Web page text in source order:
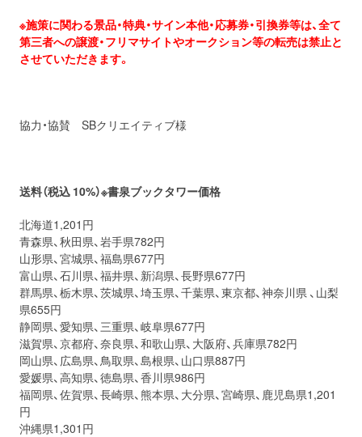
※施策に関わる景品・特典・サイン本他・応募券・引換券等は、全て
第三者への譲渡・フリマサイトやオークション等の転売は禁止と
させていただきます。
協力・協賛 SBクリエイティブ様
送料（税込 10%）※書泉ブックタワー価格
北海道1,201円
青森県、秋田県、岩手県782円
山形県、宮城県、福島県677円
富山県、石川県、福井県、新潟県、長野県677円
群馬県、栃木県、茨城県、埼玉県、千葉県、東京都、神奈川県 、山梨
県655円
静岡県、愛知県、三重県、岐阜県677円
滋賀県、京都府、奈良県、和歌山県、大阪府、兵庫県782円
岡山県、広島県、鳥取県、島根県、山口県887円
愛媛県、高知県、徳島県、香川県986円
福岡県、佐賀県、長崎県、熊本県、大分県、宮崎県、鹿児島県1,201
円
沖縄県1,301円